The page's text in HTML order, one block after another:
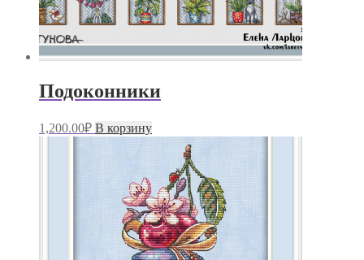
Подоконники
1,200.00₽ В корзину